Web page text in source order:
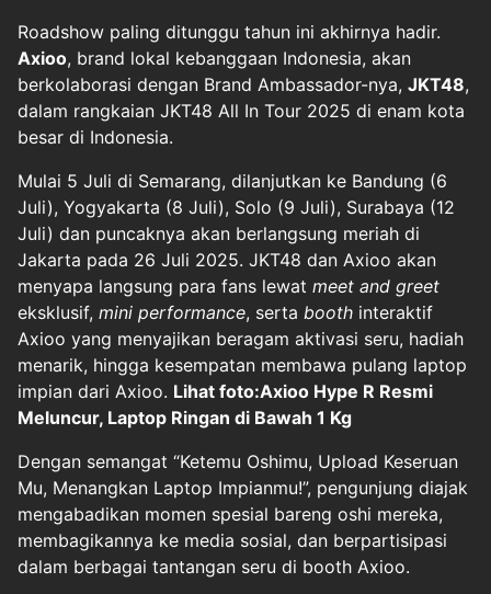
Roadshow paling ditunggu tahun ini akhirnya hadir.
Axioo, brand lokal kebanggaan Indonesia, akan
berkolaborasi dengan Brand Ambassador-nya, JKT48,
dalam rangkaian JKT48 All In Tour 2025 di enam kota
besar di Indonesia.
Mulai 5 Juli di Semarang, dilanjutkan ke Bandung (6
Juli), Yogyakarta (8 Juli), Solo (9 Juli), Surabaya (12
Juli) dan puncaknya akan berlangsung meriah di
Jakarta pada 26 Juli 2025. JKT48 dan Axioo akan
menyapa langsung para fans lewat meet and greet
eksklusif, mini performance, serta booth interaktif
Axioo yang menyajikan beragam aktivasi seru, hadiah
menarik, hingga kesempatan membawa pulang laptop
impian dari Axioo. Lihat foto:Axioo Hype R Resmi
Meluncur, Laptop Ringan di Bawah 1 Kg
Dengan semangat “Ketemu Oshimu, Upload Keseruan
Mu, Menangkan Laptop Impianmu!”, pengunjung diajak
mengabadikan momen spesial bareng oshi mereka,
membagikannya ke media sosial, dan berpartisipasi
dalam berbagai tantangan seru di booth Axioo.